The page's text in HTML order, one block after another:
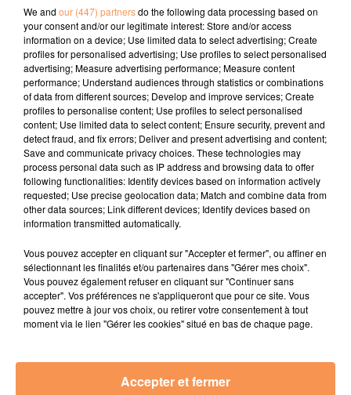
vergers de Piac" à Billère, sur Radio Inside !!!
Téléphone :05 59 82 81 21
Adresse : 65, Route de Bayonne, à Billère 64140.
Facebook :https://www.facebook.com/AuxVergersdePiac
Site :http://auxvergersdepiac.fr/
TITRES DIFFUSÉS
14h17
14h17 14h13
14h13 14h10
14h10
We and our (447) partnersdo the following data processing based on
your consent and/or our legitimate interest: Store and/or access
information on a device; Use limited data to select advertising; Create
profiles for personalised advertising; Use profiles to select personalised
advertising; Measure advertising performance; Measure content
performance; Understand audiences through statistics or combinations
of data from different sources; Develop and improve services; Create
profiles to personalise content; Use profiles to select personalised
content; Use limited data to select content; Ensure security, prevent and
detect fraud, and fix errors; Deliver and present advertising and content;
Save and communicate privacy choices. These technologies may
process personal data such as IP address and browsing data to offer
following functionalities: Identify devices based on information actively
requested; Use precise geolocation data; Match and combine data from
other data sources; Link different devices; Identify devices based on
information transmitted automatically.
Vous pouvez accepter en cliquant sur "Accepter et fermer", ou affiner en
sélectionnant les finalités et/ou partenaires dans "Gérer mes choix".
Vous pouvez également refuser en cliquant sur "Continuer sans
accepter". Vos préférences ne s'appliqueront que pour ce site. Vous
pouvez mettre à jour vos choix, ou retirer votre consentement à tout
moment via le lien "Gérer les cookies" situé en bas de chaque page.
Accepter et fermer